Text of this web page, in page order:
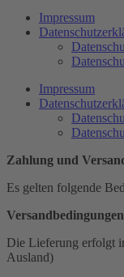
Impressum
Impressum
Zahlung und
Es gelten folgende
Die Lieferung erfolgt
Ausland)